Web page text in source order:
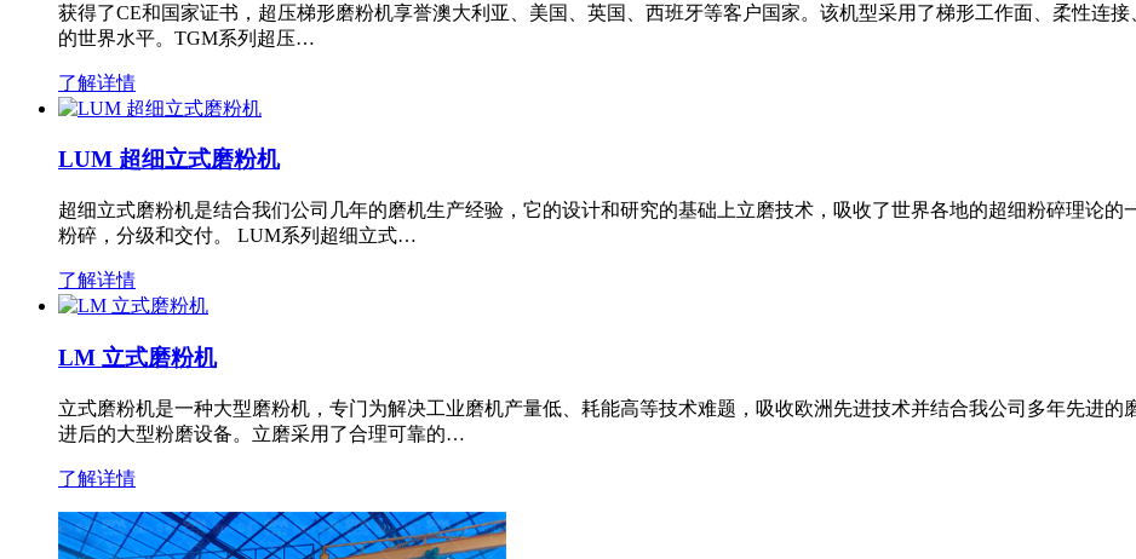
获得了CE和国家证书，超压梯形磨粉机享誉澳大利亚、美国、英国、西班牙等客户国家。该机型采用了梯形工作面、柔性连
的世界水平。TGM系列超压…
了解详情
LUM 超细立式磨粉机
超细立式磨粉机是结合我们公司几年的磨机生产经验，它的设计和研究的基础上立磨技术，吸收了世界各地的超细粉碎理论
粉碎，分级和交付。 LUM系列超细立式…
了解详情
LM 立式磨粉机
立式磨粉机是一种大型磨粉机，专门为解决工业磨机产量低、耗能高等技术难题，吸收欧洲先进技术并结合我公司多年先进
进后的大型粉磨设备。立磨采用了合理可靠的…
了解详情